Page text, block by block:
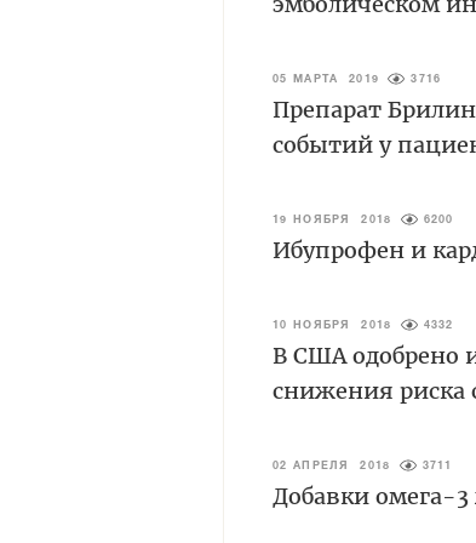
05 МАРТА 2019 3716
Препарат
событий у
19 НОЯБРЯ 2018 6200
Ибупрофен и
10 НОЯБРЯ 2018 4332
В США одобрено
снижения риска
02 АПРЕЛЯ 2018 3711
Добавки омега-